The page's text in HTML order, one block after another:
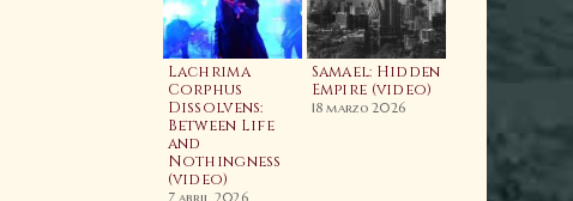
Lachrima
Corphus
Dissolvens:
Between Life
and
Nothingness
(video)
7 abril 2026
Samael: Hidden
Empire (video)
18 marzo 2026
The Psychic
Vampire
Video) |